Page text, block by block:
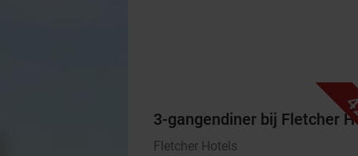
3-gangendiner bij Fletcher
Fletcher Hotels